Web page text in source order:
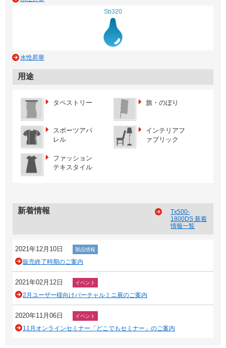
Sb320
水性昇華
用途
タペストリー 旗・のぼり
スポーツアパ
レル
インテリアフ
ァブリック
ファッション
テキスタイル
新着情報
Tx500-
1800DS 新着
情報一覧
2021年12月10日 製品情報
販売終了時期のご案内
2021年02月12日 イベント
2月ユーザー様向けバーチャルミニ展のご案内
2020年11月06日 イベント
11月オンラインセミナー「どこでもセミナー」のご案内